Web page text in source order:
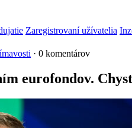
Zaregistrovaní užívatelia
· 0 komentárov
eurofondov.